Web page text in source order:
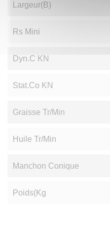
Largeur(B)
Rs Mini
Dyn.C KN
Stat.Co KN
Graisse Tr/min
Huile Tr/min
Manchon Conique
Poids(Kg